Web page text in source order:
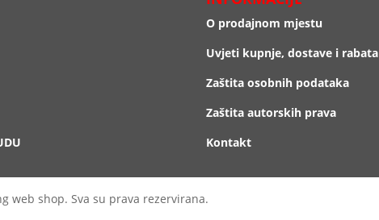
O prodajnom mjestu
Uvjeti kupnje, dostave i rabata
Zaštita osobnih podataka
Zaštita autorskih prava
Kontakt
web shop. Sva su prava rezervirana.